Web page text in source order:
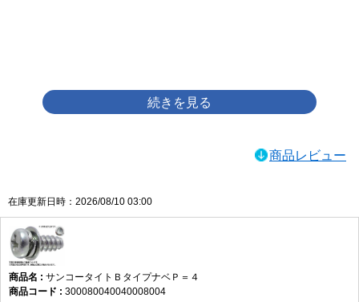
商品レビュー
在庫更新日時：2026/08/10 03:00
サンコータイトＢタイプナベＰ＝４
300080040040008004